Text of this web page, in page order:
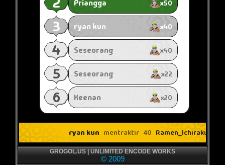
GROGOL.US | UNLIMITED ENCODE WORKS
© 2009